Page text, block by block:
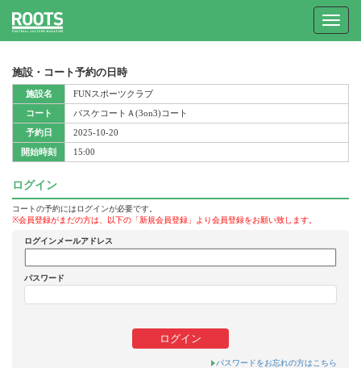
Toggle
施設・コート予約の日時
施設名
コート
予約日
開始時刻
FUNスポーツクラブ
バスケコートＡ(3on3)コート
2025-10-20
15:00
ログイン
コートの予約にはログインが必要です。
※会員登録がまだの方は、以下の「新規会員登録」より会員登録をお願い致します。
ログインメールアドレス
パスワード
パスワードをお忘れの方はこちら